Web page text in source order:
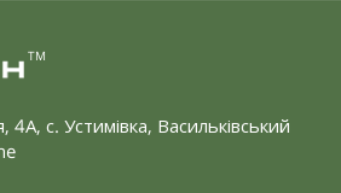
TM
4А, с. Устимівка, Васильківський